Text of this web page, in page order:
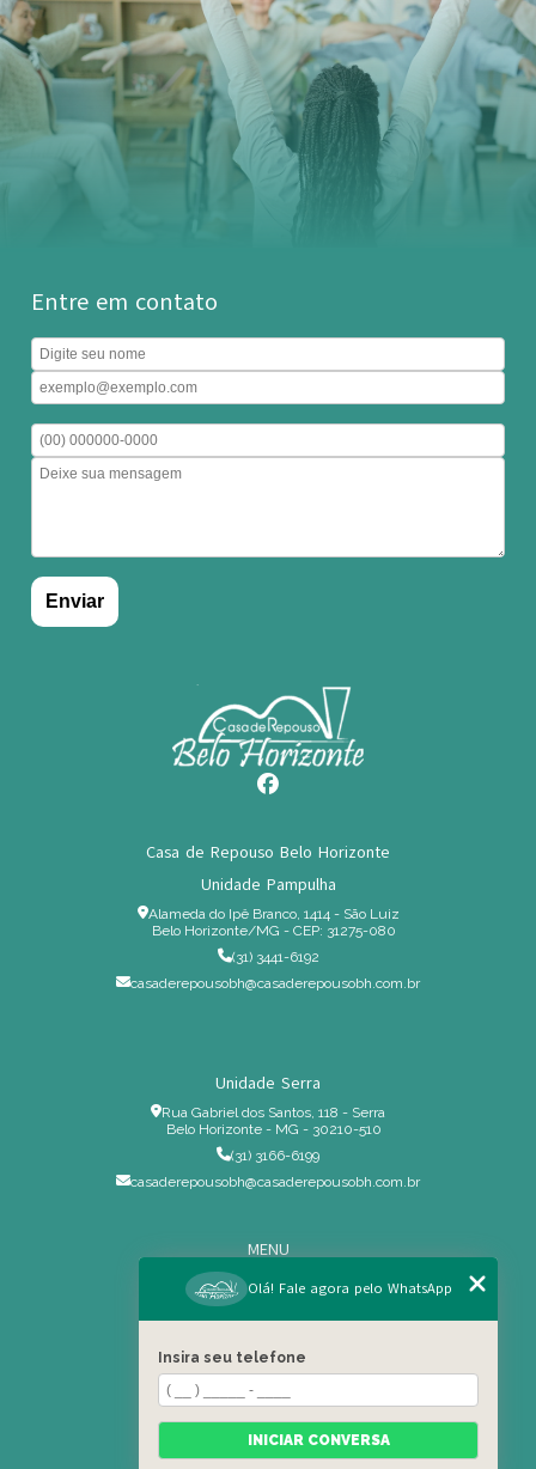
Entre em contato
Casa de Repouso Belo Horizonte
Unidade Pampulha
Alameda do Ipê Branco, 1414 - São Luiz
Belo Horizonte/MG - CEP: 31275-080
(31) 3441-6192
casaderepousobh@casaderepousobh.com.br
Unidade Serra
Rua Gabriel dos Santos, 118 - Serra
Belo Horizonte - MG - 30210-510
(31) 3166-6199
casaderepousobh@casaderepousobh.com.br
MENU
Home
Institucional
Serviços Especiais
Blog
Residência
Olá! Fale agora pelo WhatsApp
Insira seu telefone
INICIAR CONVERSA